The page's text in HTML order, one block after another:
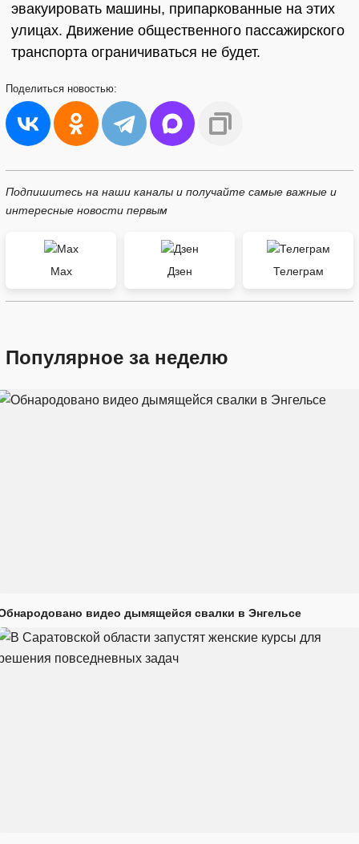
эвакуировать машины, припаркованные на этих
улицах. Движение общественного пассажирского
транспорта ограничиваться не будет.
Поделиться новостью:
Подпишитесь на наши каналы и получайте самые важные и
интересные новости первым
Max Дзен Телеграм
Популярное за неделю
видео дымящейся свалки в Энгельсе